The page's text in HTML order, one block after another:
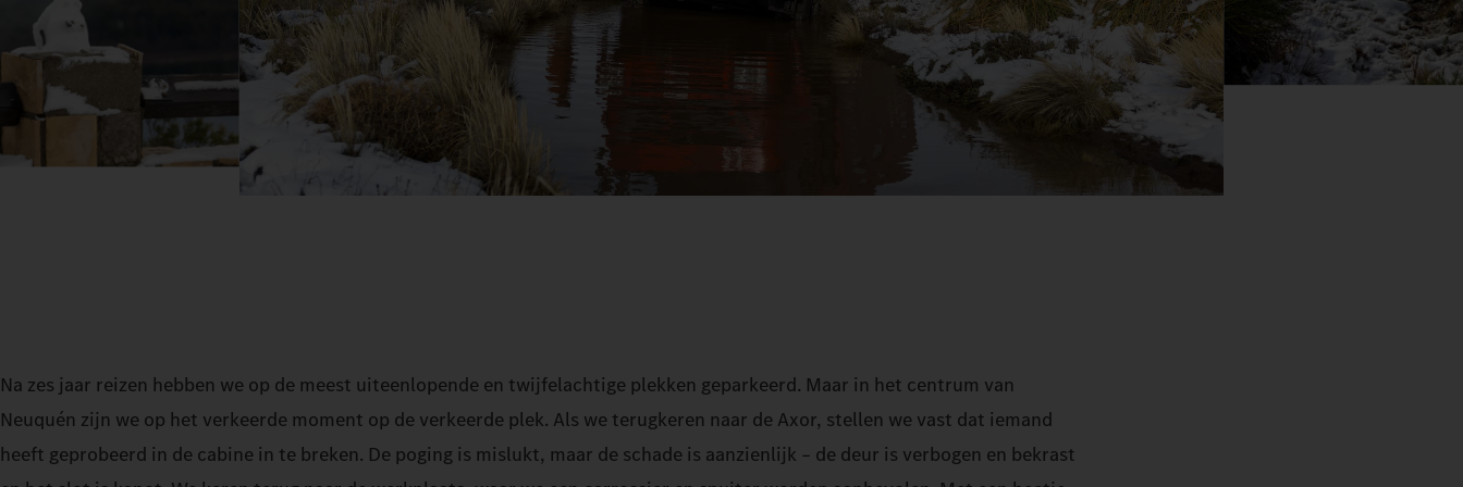
Na zes jaar reizen hebben we op de meest uiteenlopende en twijfelachtige plekken geparkeerd. Maar in het centrum van
Neuquén zijn we op het verkeerde moment op de verkeerde plek. Als we terugkeren naar de Axor, stellen we vast dat iemand
heeft geprobeerd in de cabine in te breken. De poging is mislukt, maar de schade is aanzienlijk – de deur is verbogen en bekrast